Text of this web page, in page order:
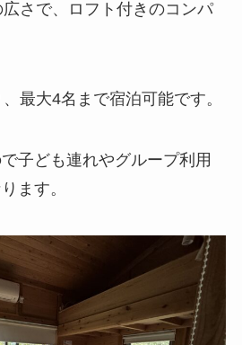
さで、ロフト付きのコンパ
最大4名まで宿泊可能です。
子ども連れやグループ利用
ます。